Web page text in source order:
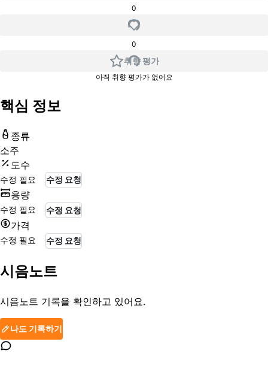
0
0
취향 평가
아직 취향 평가가 없어요
핵심 정보
종류
소주
도수
수정 필요 수정 요청
용량
수정 필요 수정 요청
가격
수정 필요 수정 요청
시음노트
시음노트 기록을 확인하고 있어요.
나도 기록하기